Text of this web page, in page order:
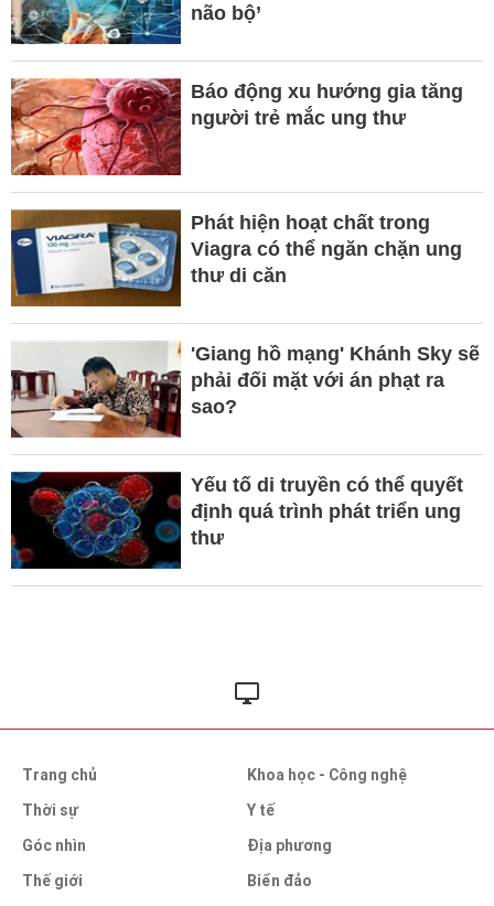
não bộ’
Báo động xu hướng gia tăng
người trẻ mắc ung thư
Phát hiện hoạt chất trong
Viagra có thể ngăn chặn ung
thư di căn
'Giang hồ mạng' Khánh Sky sẽ
phải đối mặt với án phạt ra
sao?
Yếu tố di truyền có thể quyết
định quá trình phát triển ung
thư
Trang chủ
Thời sự
Góc nhìn
Thế giới
Khoa học - Công nghệ
Y tế
Địa phương
Biển đảo